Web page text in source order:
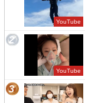
YouTube
2
YouTube
3